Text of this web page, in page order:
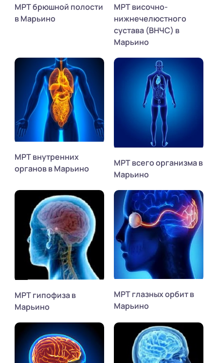
МРТ брюшной полости
в Марьино
МРТ височно-
нижнечелюстного
сустава (ВНЧС) в
Марьино
МРТ внутренних
органов в Марьино
МРТ всего организма в
Марьино
МРТ гипофиза в
Марьино
МРТ глазных орбит в
Марьино